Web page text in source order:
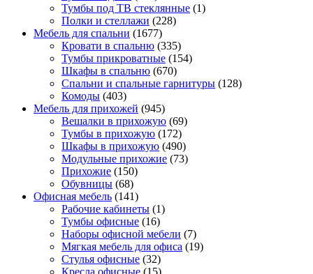
Тумбы под ТВ стеклянные (1)
Полки и стеллажи (228)
Мебель для спальни (1677)
Кровати в спальню (335)
Тумбы прикроватные (154)
Шкафы в спальню (670)
Спальни и спальные гарнитуры (128)
Комоды (403)
Мебель для прихожей (945)
Вешалки в прихожую (69)
Тумбы в прихожую (172)
Шкафы в прихожую (490)
Модульные прихожие (73)
Прихожие (150)
Обувницы (68)
Офисная мебель (141)
Рабочие кабинеты (1)
Тумбы офисные (16)
Наборы офисной мебели (7)
Мягкая мебель для офиса (19)
Стулья офисные (32)
Кресла офисные (15)